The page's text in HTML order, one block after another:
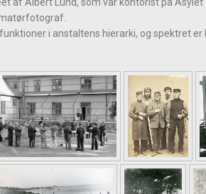
i anstaltens hierarki, og spektret